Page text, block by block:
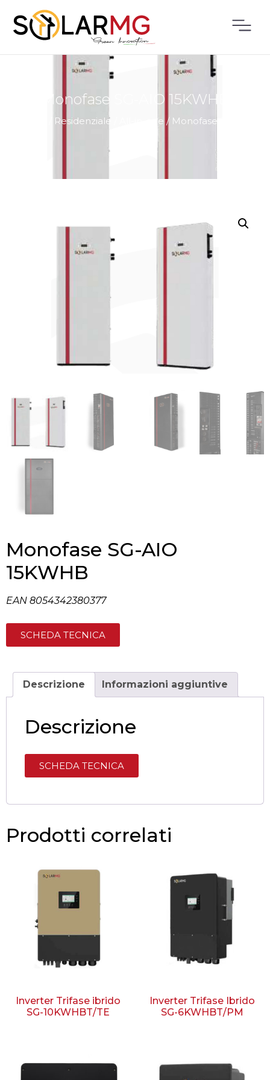
Monofase SG-AIO 15KWHB
Residenziale All-in-one / Monofase SG-AIO
Monofase SG-AIO
15KWHB
EAN 8054342380377
SCHEDA TECNICA
Descrizione Informazioni aggiuntive
Descrizione
SCHEDA TECNICA
Prodotti correlati
Inverter Trifase ibrido
SG-10KWHBT/TE
Inverter Trifase Ibrido
SG-6KWHBT/PM